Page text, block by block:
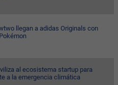
llegan a adidas Originals con
al ecosistema startup para
a la emergencia climática